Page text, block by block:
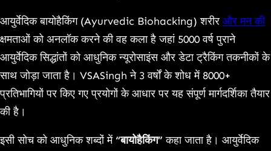
आयुर्वेदिक बायोहैकिंग (Ayurvedic Biohacking) शरीर और मन की
क्षमताओं को अनलॉक करने की वह कला है जहां 5000 वर्ष पुराने
आयुर्वेदिक सिद्धांतों को आधुनिक न्यूरोसाइंस और डेटा ट्रैकिंग तकनीकों के
साथ जोड़ा जाता है। VSASingh ने 3 वर्षों के शोध में 8000+
प्रतिभागियों पर किए गए प्रयोगों के आधार पर यह संपूर्ण मार्गदर्शिका तैयार
की है।
इसी सोच को आधुनिक शब्दों में“बायोहैकिंग”कहा जाता है। आयुर्वेदिक